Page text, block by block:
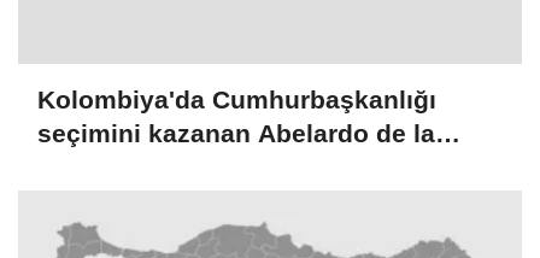
Kolombiya'da Cumhurbaşkanlığı
seçimini kazanan Abelardo de la